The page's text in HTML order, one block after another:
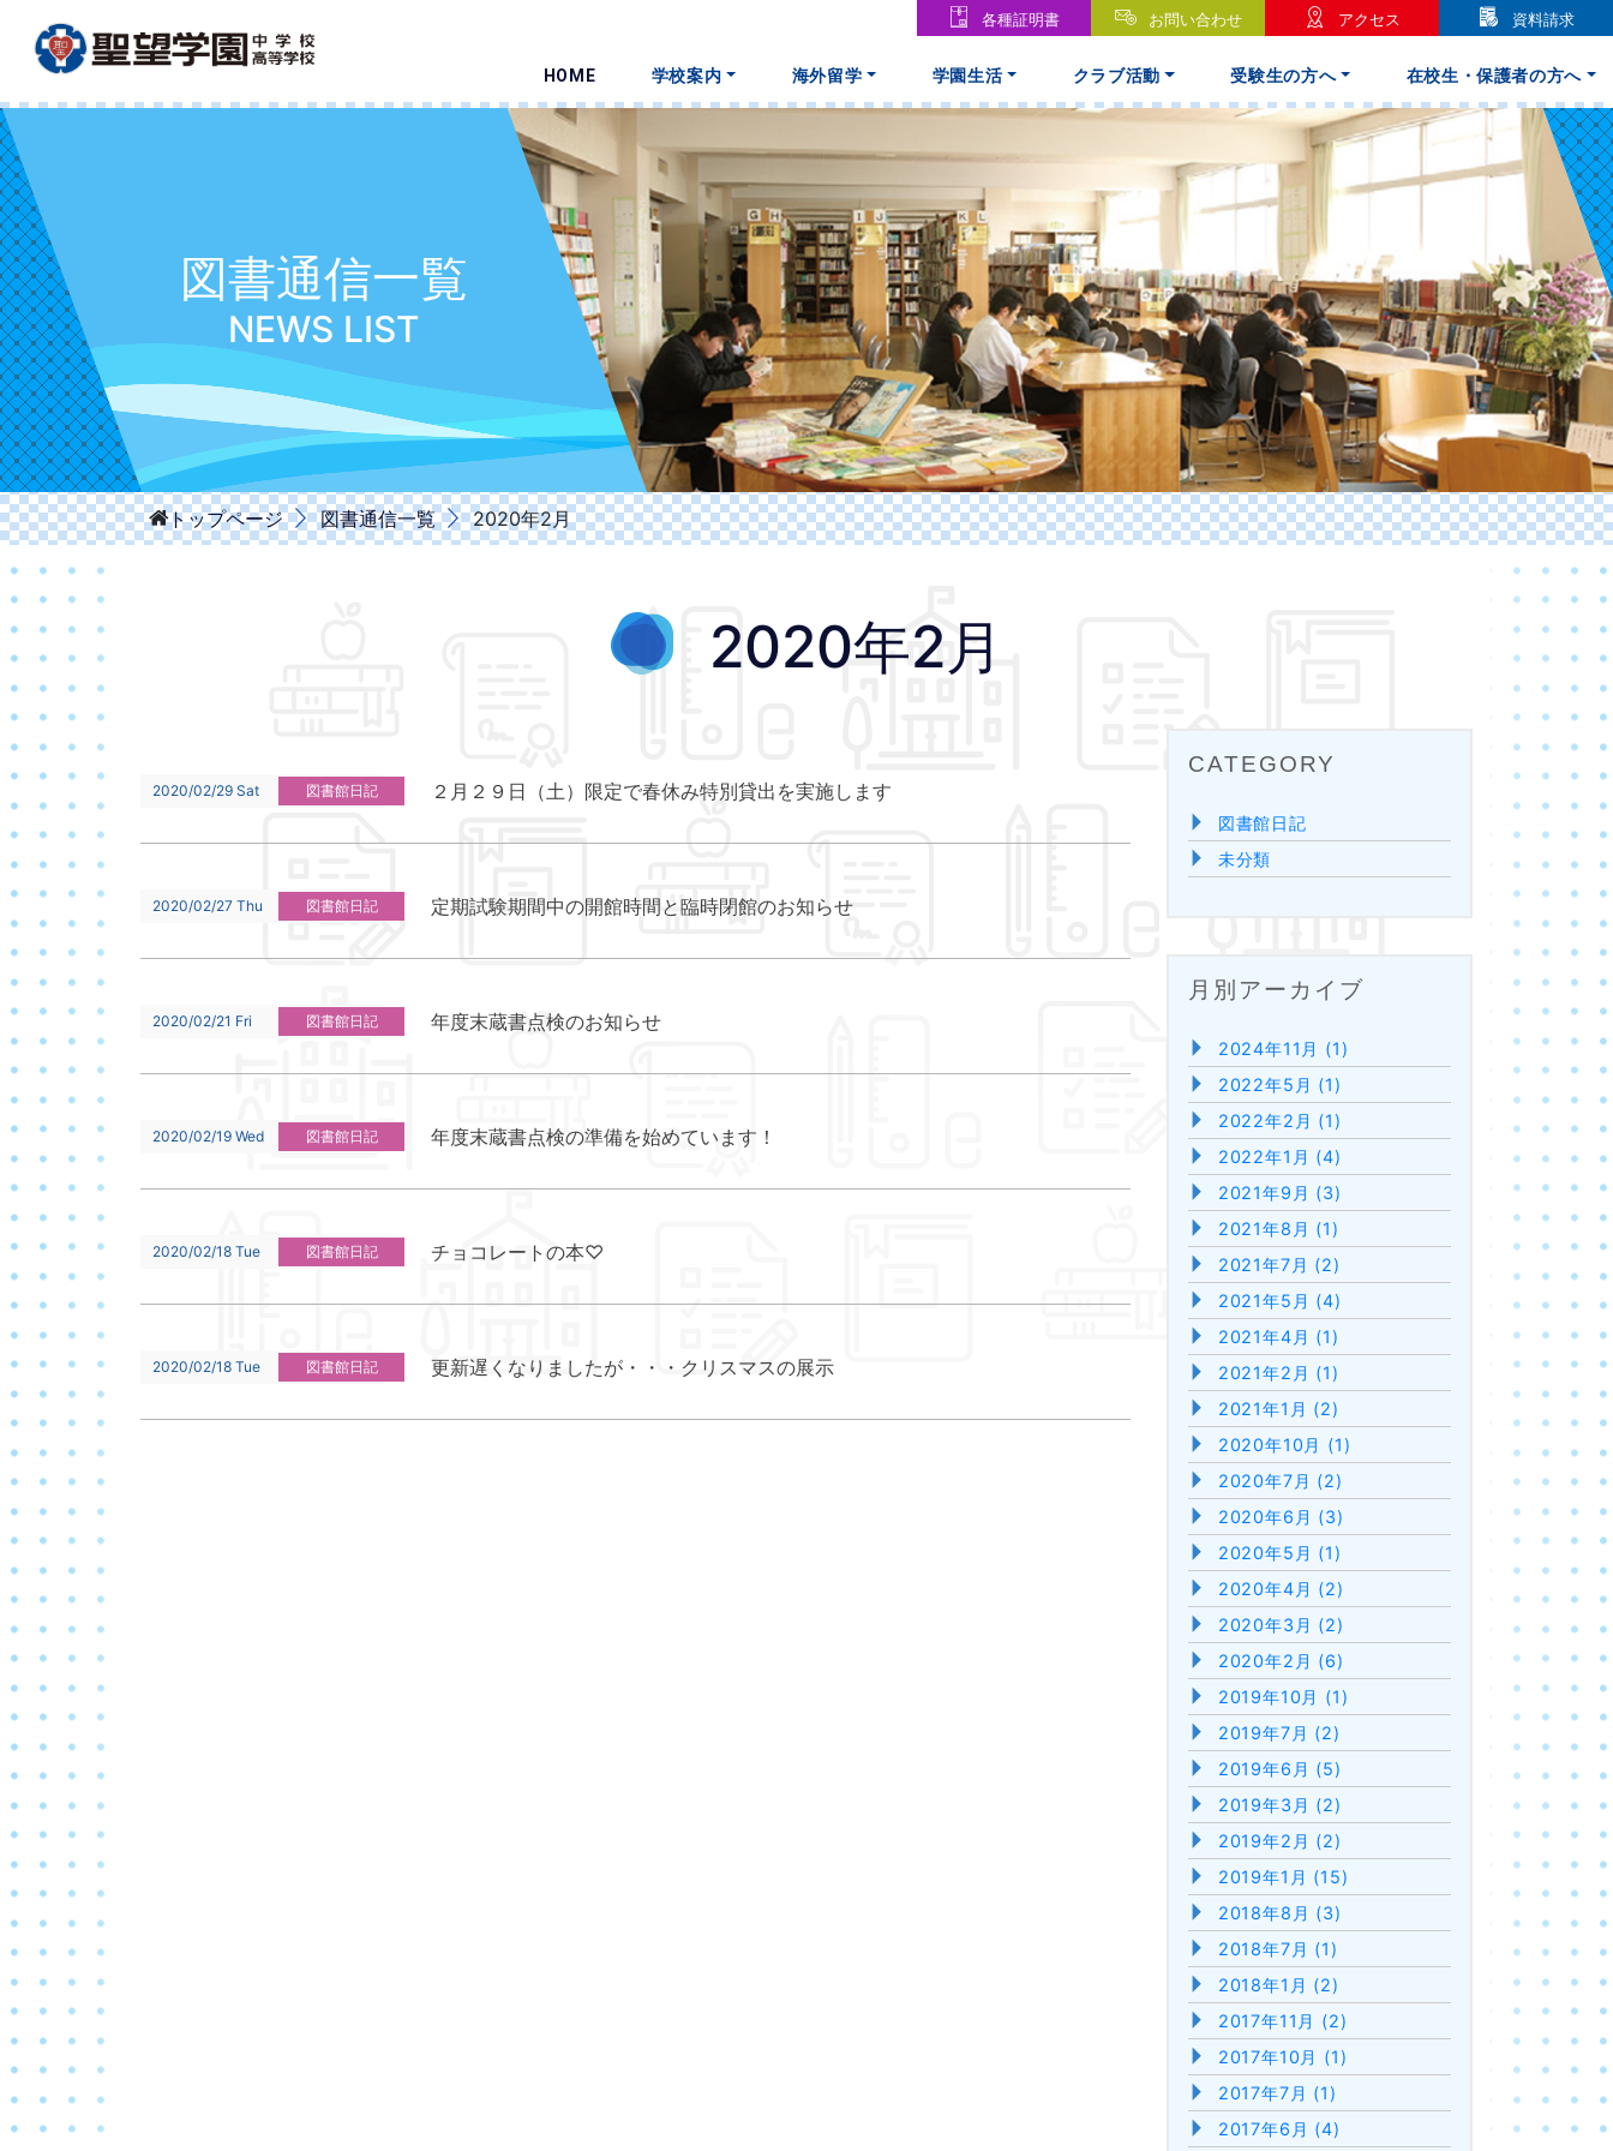
各種証明書 お問い合わせ アクセス 資料請求
HOME 学校案内 海外留学 学園生活 クラブ活動 受験生の方へ 在校生・保護者の方へ
図書通信一覧
NEWS LIST
トップページ 図書通信一覧 2020年2月
2020年2月
2020/02/29 Sat 図書館日記 ２月２９日（土）限定で春休み特別貸出を実施します
2020/02/27 Thu 図書館日記 定期試験期間中の開館時間と臨時閉館のお知らせ
2020/02/21 Fri 図書館日記 年度末蔵書点検のお知らせ
2020/02/19 Wed 図書館日記 年度末蔵書点検の準備を始めています！
2020/02/18 Tue 図書館日記 チョコレートの本♡
2020/02/18 Tue 図書館日記 更新遅くなりましたが・・・クリスマスの展示
CATEGORY
図書館日記
未分類
月別アーカイブ
2024年11月 (1)
2022年5月 (1)
2022年2月 (1)
2022年1月 (4)
2021年9月 (3)
2021年8月 (1)
2021年7月 (2)
2021年5月 (4)
2021年4月 (1)
2021年2月 (1)
2021年1月 (2)
2020年10月 (1)
2020年7月 (2)
2020年6月 (3)
2020年5月 (1)
2020年4月 (2)
2020年3月 (2)
2020年2月 (6)
2019年10月 (1)
2019年7月 (2)
2019年6月 (5)
2019年3月 (2)
2019年2月 (2)
2019年1月 (15)
2018年8月 (3)
2018年7月 (1)
2018年1月 (2)
2017年11月 (2)
2017年10月 (1)
2017年7月 (1)
2017年6月 (4)